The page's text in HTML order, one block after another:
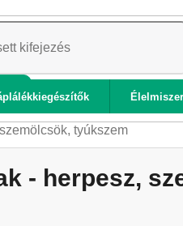
tyúkszem
- herpesz,